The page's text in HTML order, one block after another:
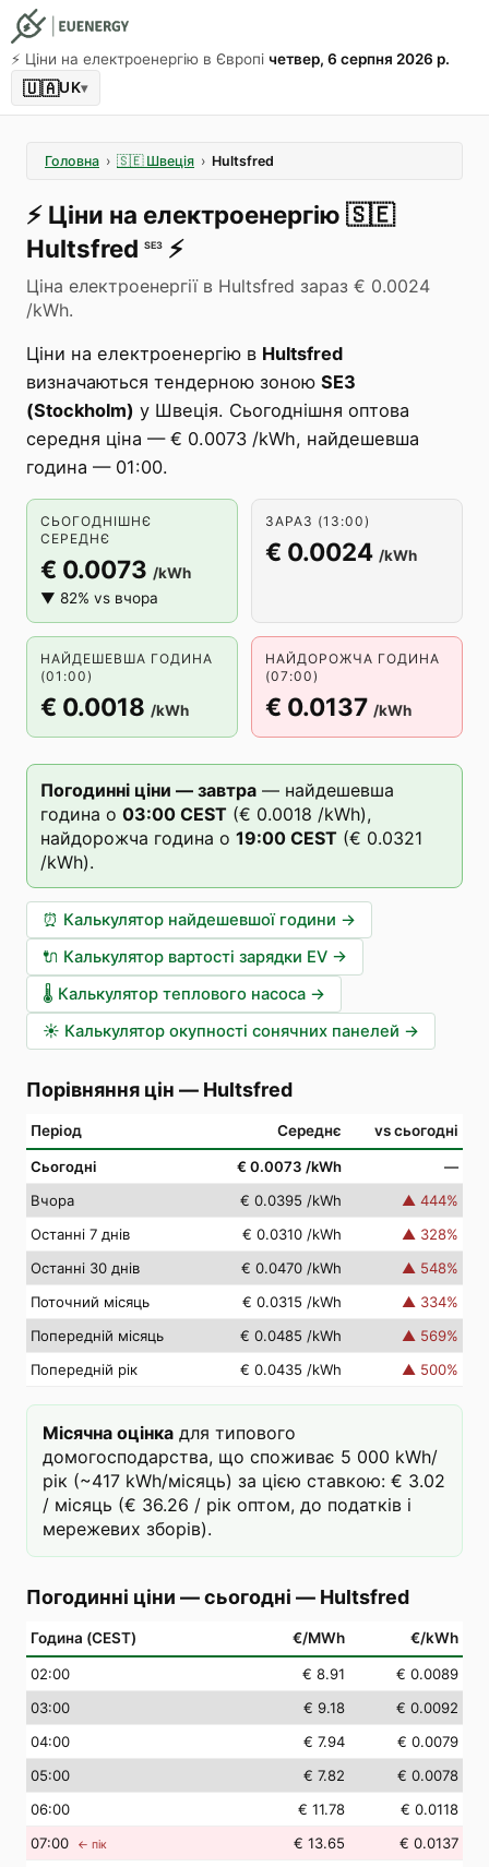
⚡️ Ціни на електроенергію в Європі четвер, 6 серпня 2026 р.
🇺🇦UK▾
Головна › 🇸🇪 Швеція › Hultsfred
⚡️ Ціни на електроенергію 🇸🇪
Hultsfred SE3 ⚡️
Ціна електроенергії в Hultsfred зараз € 0.0024
/kWh.
Ціни на електроенергію в Hultsfred
визначаються тендерною зоною SE3
(Stockholm) у Швеція. Сьогоднішня оптова
середня ціна — € 0.0073 /kWh, найдешевша
година — 01:00.
СЬОГОДНІШНЄ
СЕРЕДНЄ
€ 0.0073 /kWh
▼ 82% vs вчора
ЗАРАЗ (13:00)
€ 0.0024 /kWh
НАЙДЕШЕВША ГОДИНА
(01:00)
€ 0.0018 /kWh
НАЙДОРОЖЧА ГОДИНА
(07:00)
€ 0.0137 /kWh
Погодинні ціни — завтра — найдешевша
година о 03:00 CEST (€ 0.0018 /kWh),
найдорожча година о 19:00 CEST (€ 0.0321
/kWh).
⏰ Калькулятор найдешевшої години →
🔌 Калькулятор вартості зарядки EV →
🌡️ Калькулятор теплового насоса →
☀️ Калькулятор окупності сонячних панелей →
Порівняння цін — Hultsfred
Період Середнє vs сьогодні
Сьогодні € 0.0073 /kWh
—
Вчора
€ 0.0395 /kWh ▲ 444%
Останні 7 днів
€ 0.0310 /kWh ▲ 328%
Останні 30 днів
€ 0.0470 /kWh ▲ 548%
Поточний місяць
€ 0.0315 /kWh ▲ 334%
Попередній місяць
€ 0.0485 /kWh ▲ 569%
Попередній рік
€ 0.0435 /kWh ▲ 500%
Місячна оцінка для типового
домогосподарства, що споживає 5 000 kWh/
рік (~417 kWh/місяць) за цією ставкою: € 3.02
/ місяць (€ 36.26 / рік оптом, до податків і
мережевих зборів).
Погодинні ціни — сьогодні — Hultsfred
Година (CEST) €/MWh €/kWh
02:00 € 8.91
€ 0.0089
03:00 € 9.18
€ 0.0092
04:00 € 7.94
€ 0.0079
05:00 € 7.82
€ 0.0078
06:00 € 11.78
€ 0.0118
07:00 ← пік € 13.65
€ 0.0137